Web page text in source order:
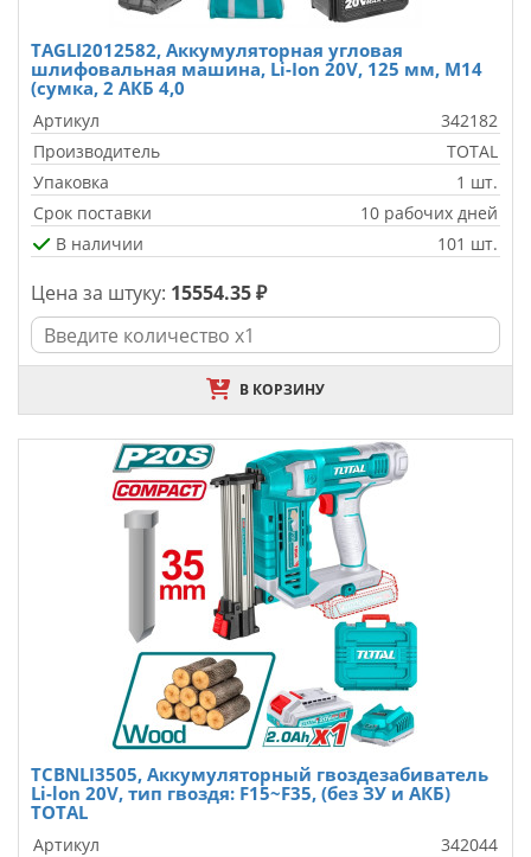
TAGLI2012582, Аккумуляторная угловая
шлифовальная машина, Li-Ion 20V, 125 мм, M14
(сумка, 2 АКБ 4,0
Артикул
342182
Производитель
TOTAL
Упаковка
1 шт.
Срок поставки
10 рабочих дней
В наличии
101 шт.
Цена за штуку: 15554.35 ₽
В КОРЗИНУ
TCBNLI3505, Аккумуляторный гвоздезабиватель
Li-lon 20V, тип гвоздя: F15~F35, (без ЗУ и АКБ)
TOTAL
Артикул
342044